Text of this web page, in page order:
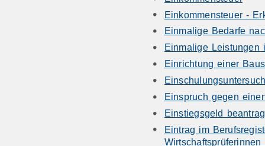
Einkommensteuer -
Einmalige Bedarfe
Einmalige Leistungen
Einrichtung einer
Einspruch gegen
Einstiegsgeld
Eintrag im
Wirtschaftsprüferinnen